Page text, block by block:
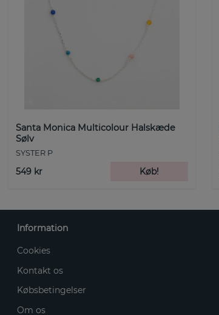
Santa Monica Multicolour Halskæde
Sølv
SYSTER P
549 kr Køb!
Information
Cookies
Kontakt os
Købsbetingelser
Om os